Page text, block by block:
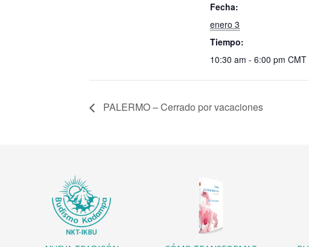
Fecha:
enero 3
Tiempo:
10:30 am - 6:00 pm CMT
PALERMO – Cerrado por vacaciones